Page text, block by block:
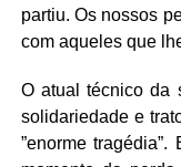
partiu. Os nossos
com aqueles que
O atual técnico da
solidariedade e
”enorme